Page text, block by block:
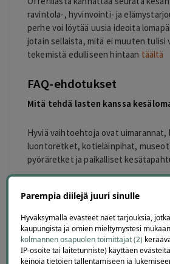
ravintola-, hyvinvointi- ja
perhe voi löytää uusia ideoita
jotain sellaista, mitä ei muuten tulisi
tekemistä edulliseen hintaan täältä
FAQ-ehdotukset
Mitä tehdä lasten kanssa
Hyviä vaihtoehtoja ovat
luontoretket, kotieläinpihat,
pyöräretket ja paikalliset
Edullisia vaihtoehtoja ovat piknik,
maksuttomat leikkipuistot,
uimarannat ja kaupungin
Parempia diilejä juuri sinulle
Hyväksymällä evästeet näet tarjouksia,
kaupungista ja omien mieltymystesi
kolmannen osapuolen toimittajat (2)
IP-osoite tai laitetunniste) käyttäen
keinoja tietojen tallentamiseen ja